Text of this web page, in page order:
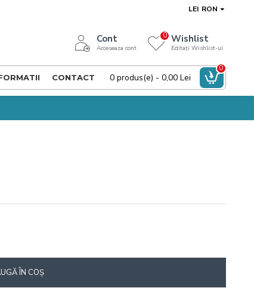
LEI RON
Cont
Acceseaza cont
Wishlist
Editați Wishlist-ul
0
CONTACT 0 produs(e) - 0,00 Lei
0
ÎN COŞ